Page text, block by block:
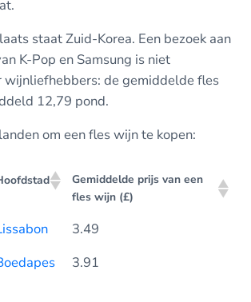
staat Zuid-Korea. Een bezoek aan
K-Pop en Samsung is niet
wijnliefhebbers: de gemiddelde fles
12,79 pond.
om een fles wijn te kopen:
Gemiddelde prijs van een
fles wijn (£)
3.49
3.91